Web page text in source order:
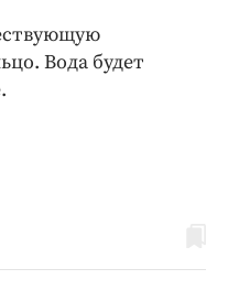
Вода будет